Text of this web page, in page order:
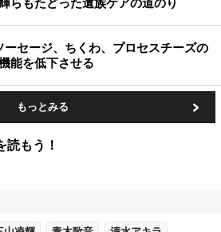
らもたどった遺族ケアの道のり
ーセージ、ちくわ、プロセスチーズの
能を低下させる
もっとみる
読もう！